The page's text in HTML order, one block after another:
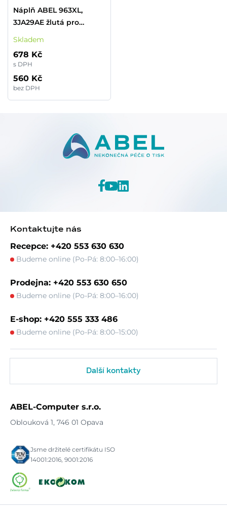
Náplň ABEL 963XL,
3JA29AE žlutá pro
tiskárny HP (1 600 stran)
Skladem
678 Kč
s DPH
560 Kč
bez DPH
Kontaktujte nás
Recepce: +420 553 630 630
Budeme online (Po-Pá: 8:00–16:00)
Prodejna: +420 553 630 650
Budeme online (Po-Pá: 8:00–16:00)
E-shop: +420 555 333 486
Budeme online (Po-Pá: 8:00–15:00)
Další kontakty
ABEL-Computer s.r.o.
Oblouková 1, 746 01 Opava
Jsme držitelé certifikátu ISO
14001:2016, 9001:2016